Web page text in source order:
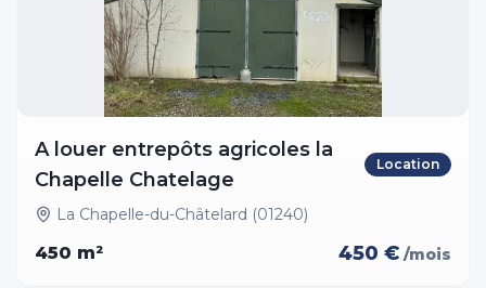
A louer entrepôts agricoles la
Chapelle Chatelage
Location
La Chapelle-du-Châtelard (01240)
450 m² 450 € /mois